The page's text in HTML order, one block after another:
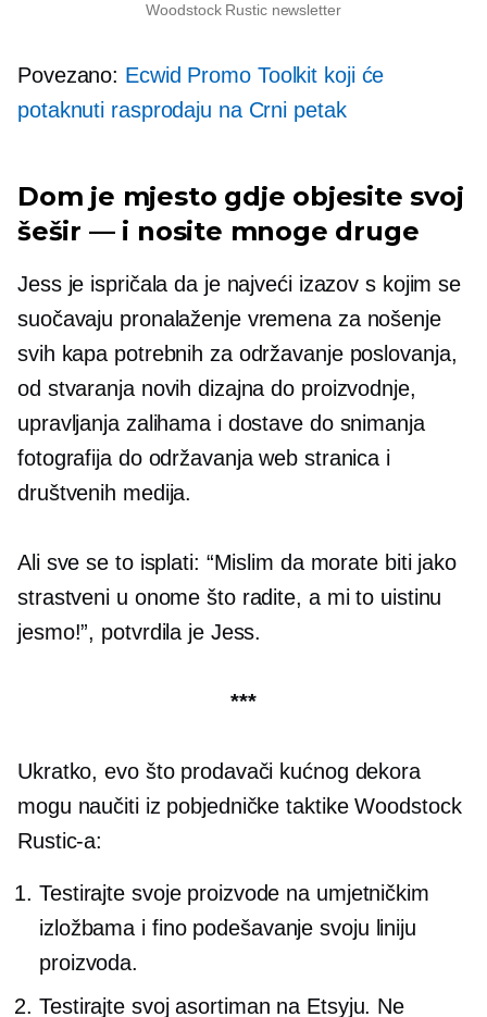
Woodstock Rustic newsletter
Povezano: Ecwid Promo Toolkit koji će
potaknuti rasprodaju na Crni petak
Dom je mjesto gdje objesite svoj
šešir — i nosite mnoge druge
Jess je ispričala da je najveći izazov s kojim se
suočavaju pronalaženje vremena za nošenje
svih kapa potrebnih za održavanje poslovanja,
od stvaranja novih dizajna do proizvodnje,
upravljanja zalihama i dostave do snimanja
fotografija do održavanja web stranica i
društvenih medija.
Ali sve se to isplati: “Mislim da morate biti jako
strastveni u onome što radite, a mi to uistinu
jesmo!”, potvrdila je Jess.
***
Ukratko, evo što prodavači kućnog dekora
mogu naučiti iz pobjedničke taktike Woodstock
Rustic-a:
Testirajte svoje proizvode na umjetničkim
izložbama i fino podešavanje svoju liniju
proizvoda.
Testirajte svoj asortiman na Etsyju. Ne